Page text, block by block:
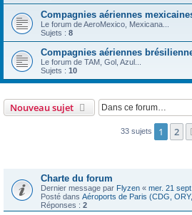
Compagnies aériennes
Le forum de AeroMexico, Mexicana...
Sujets : 8
Compagnies aériennes
Le forum de TAM, Gol, Azul...
Sujets : 10
Nouveau sujet
33 sujets 1 2
Charte du forum
Dernier message par Flyzen « mer. 21
Posté dans Aéroports de Paris (CDG,
Réponses : 2